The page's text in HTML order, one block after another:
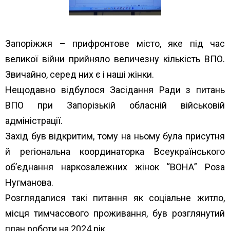
Запоріжжя – прифронтове місто, яке під час
великої війни прийняло величезну кількість ВПО.
Звичайно, серед них є і наші жінки.
Нещодавно відбулося Засідання Ради з питань
ВПО при Запорізькій обласній військовій
адміністрації.
Захід був відкритим, тому на ньому була присутня
й регіональна координаторка Всеукраїнського
об’єднання наркозалежних жінок “ВОНА” Роза
Нугманова.
Розглядалися такі питання як соціальне житло,
місця тимчасового проживання, був розглянутий
план роботи на 2024 рік.